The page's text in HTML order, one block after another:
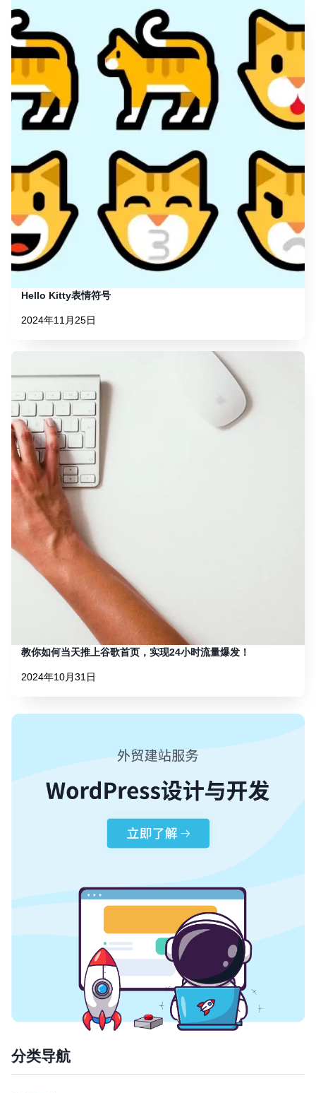
Hello Kitty表情符号
2024年11月25日
教你如何当天推上谷歌首页，实现24小时流量爆发！
2024年10月31日
分类导航